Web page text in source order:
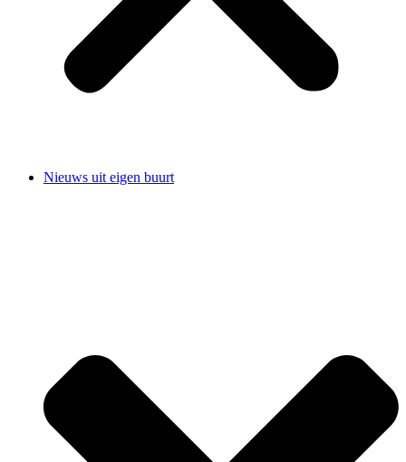
Nieuws uit eigen buurt